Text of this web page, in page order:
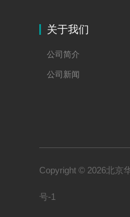
关于我们
公司简介
公司新闻
Copyright © 2026北京
号-1